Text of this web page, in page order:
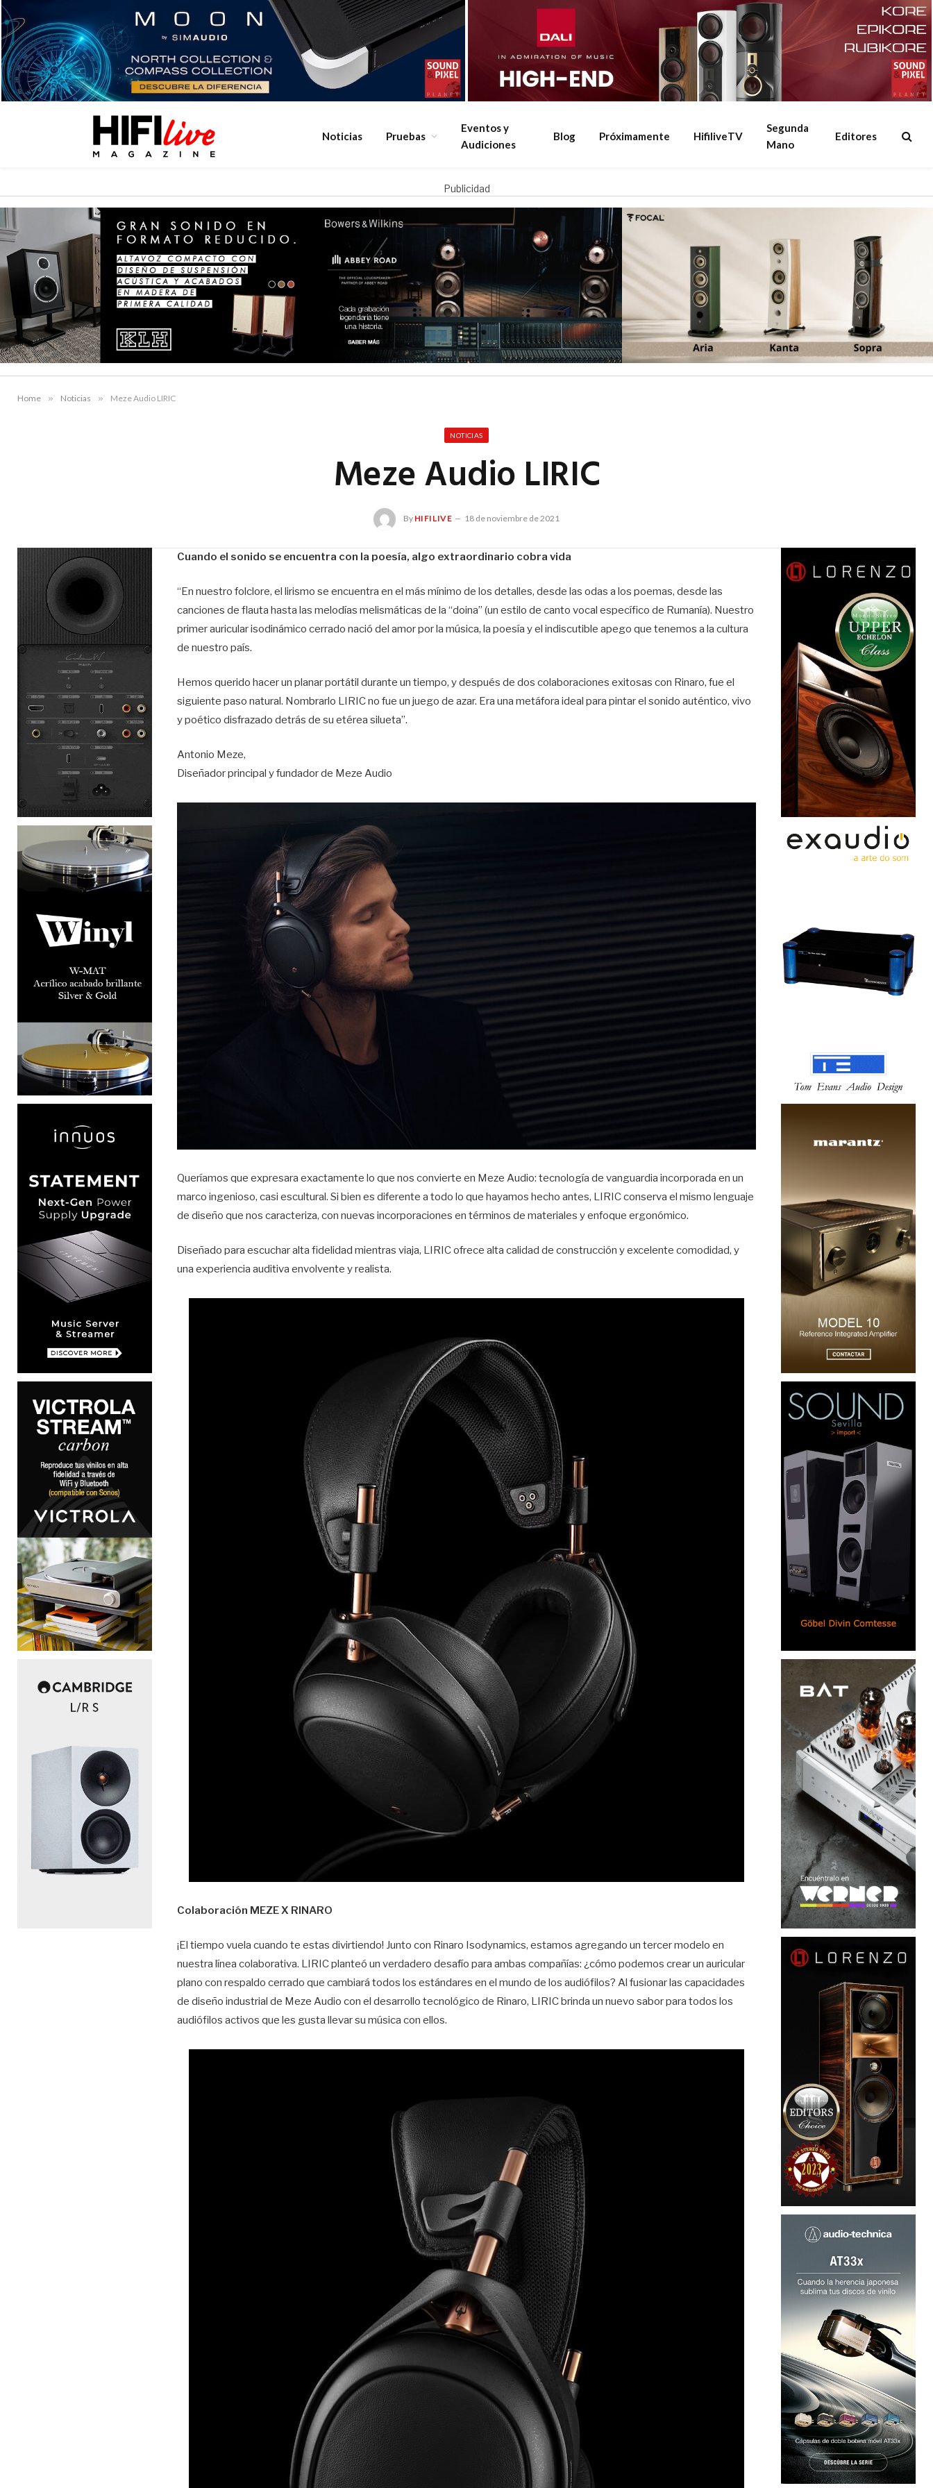
Noticias Pruebas
Eventos y
Audiciones
Blog Próximamente HifiliveTV
Segunda
Mano
Editores
Publicidad
Home » Noticias » Meze Audio LIRIC
NOTICIAS
Meze Audio LIRIC
By HIFILIVE 18 de noviembre de 2021
Cuando el sonido se encuentra con la poesía, algo extraordinario cobra vida
“En nuestro folclore, el lirismo se encuentra en el más mínimo de los detalles, desde las odas a los poemas, desde las
canciones de flauta hasta las melodías melismáticas de la “doina” (un estilo de canto vocal específico de Rumanía). Nuestro
primer auricular isodinámico cerrado nació del amor por la música, la poesía y el indiscutible apego que tenemos a la cultura
de nuestro país.
Hemos querido hacer un planar portátil durante un tiempo, y después de dos colaboraciones exitosas con Rinaro, fue el
siguiente paso natural. Nombrarlo LIRIC no fue un juego de azar. Era una metáfora ideal para pintar el sonido auténtico, vivo
y poético disfrazado detrás de su etérea silueta”.
Antonio Meze,
Diseñador principal y fundador de Meze Audio
Queríamos que expresara exactamente lo que nos convierte en Meze Audio: tecnología de vanguardia incorporada en un
marco ingenioso, casi escultural. Si bien es diferente a todo lo que hayamos hecho antes, LIRIC conserva el mismo lenguaje
de diseño que nos caracteriza, con nuevas incorporaciones en términos de materiales y enfoque ergonómico.
Diseñado para escuchar alta fidelidad mientras viaja, LIRIC ofrece alta calidad de construcción y excelente comodidad, y
una experiencia auditiva envolvente y realista.
Colaboración MEZE X RINARO
¡El tiempo vuela cuando te estas divirtiendo! Junto con Rinaro Isodynamics, estamos agregando un tercer modelo en
nuestra línea colaborativa. LIRIC planteó un verdadero desafío para ambas compañías: ¿cómo podemos crear un auricular
plano con respaldo cerrado que cambiará todos los estándares en el mundo de los audiófilos? Al fusionar las capacidades
de diseño industrial de Meze Audio con el desarrollo tecnológico de Rinaro, LIRIC brinda un nuevo sabor para todos los
audiófilos activos que les gusta llevar su música con ellos.